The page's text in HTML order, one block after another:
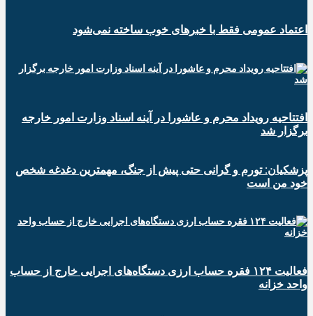
اعتماد عمومی فقط با خبرهای خوب ساخته نمی‌شود
افتتاحیه رویداد محرم و عاشورا در آینه اسناد وزارت امور خارجه
برگزار شد
پزشکیان: تورم و گرانی حتی پیش از جنگ، مهمترین دغدغه شخص
خود من است
فعالیت ۱۲۴ فقره حساب ارزی دستگاه‌های اجرایی خارج از حساب
واحد خزانه